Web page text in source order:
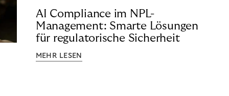
AI Compliance im NPL-
Management: Smarte Lösungen
für regulatorische Sicherheit
MEHR LESEN